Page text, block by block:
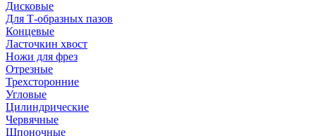
Дисковые
Для Т-образных пазов
Концевые
Ласточкин хвост
Ножи для фрез
Отрезные
Трехсторонние
Угловые
Цилиндрические
Червячные
Шпоночные